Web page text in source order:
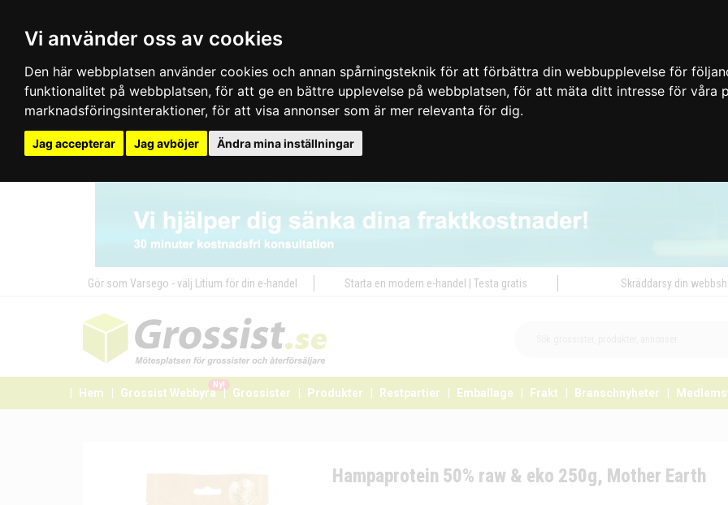
Vi använder oss av cookies
Den här webbplatsen använder cookies och annan spårningsteknik för att förbättra din webbupplevelse för
funktionalitet på webbplatsen, för att ge en bättre upplevelse på webbplatsen, för att mäta ditt intresse för våra
marknadsföringsinteraktioner, för att visa annonser som är mer relevanta för dig.
Jag accepterar Jag avböjer Ändra mina inställningar
Gör som Varsego - välj Litium för din e-handel Starta en modern e-handel | Testa gratis Skräddarsy din
Hem Grossist Webbyrå
Ny!
Grossister Produkter Restpartier Emballage Frakt Branschnyheter
Hampaprotein 50% raw & eko 250g, Mother Earth